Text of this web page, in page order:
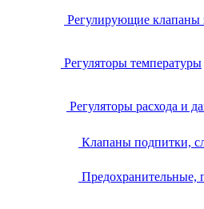
Регулирующие клапаны
Регуляторы температуры
Регуляторы расхода и
Клапаны подпитки,
Предохранительные,